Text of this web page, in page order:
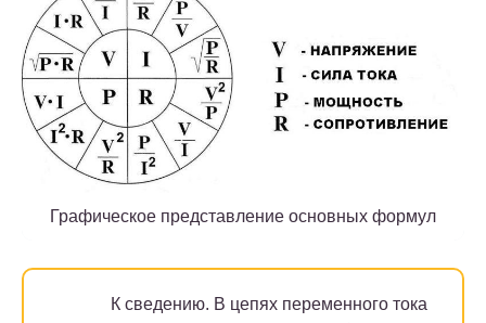
Графическое представление основных формул
К сведению. В цепях переменного тока